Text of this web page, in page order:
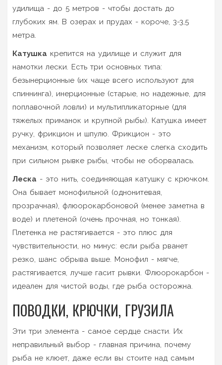
удилища - до 5 метров - чтобы достать до
глубоких ям. В озерах и прудах - короче, 3-3,5
метра.
Катушка крепится на удилище и служит для
намотки лески. Есть три основных типа:
безынерционные (их чаще всего используют для
спиннинга), инерционные (старые, но надежные, для
поплавочной ловли) и мультипликаторные (для
тяжелых приманок и крупной рыбы). Катушка имеет
ручку, фрикцион и шпулю. Фрикцион - это
механизм, который позволяет леске слегка сходить
при сильном рывке рыбы, чтобы не оборвалась.
Леска - это нить, соединяющая катушку с крючком.
Она бывает монофильной (однонитевая,
прозрачная), флюорокарбоновой (менее заметна в
воде) и плетеной (очень прочная, но тонкая).
Плетенка не растягивается - это плюс для
чувствительности, но минус: если рыба рванет
резко, шанс обрыва выше. Монофил - мягче,
растягивается, лучше гасит рывки. Флюорокарбон -
идеален для чистой воды, где рыба осторожна.
ПОВОДКИ, КРЮЧКИ, ГРУЗИЛА
Эти три элемента - самое сердце снасти. Их
неправильный выбор - главная причина, почему
рыба не клюет, даже если вы стоите над самым